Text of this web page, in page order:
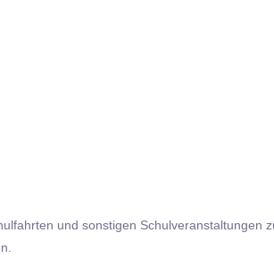
und sonstigen Schulveranstaltungen